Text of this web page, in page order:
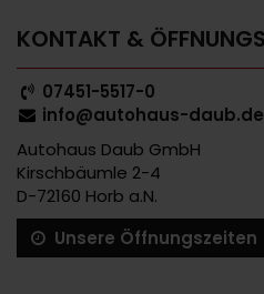
KONTAKT &
07451-5517-0
info@autohaus-daub.de
Autohaus Daub GmbH
Kirschbäumle 2-4
D-72160 Horb a.N.
Unsere Öffnungszeiten